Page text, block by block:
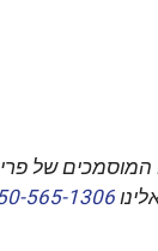
המוסמכים של
565-1306